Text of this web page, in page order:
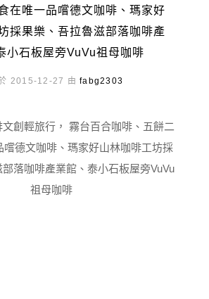
在唯一品嚐德文咖啡、瑪家好
採果樂、吾拉魯滋部落咖啡產
小石板屋旁VuVu祖母咖啡
2015-12-27 由fabg2303